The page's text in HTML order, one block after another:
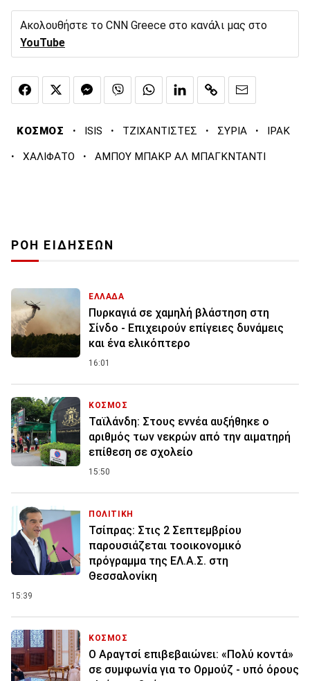
Ακολουθήστε το CNN Greece στο κανάλι μας στο
YouTube
ΚΟΣΜΟΣ · ISIS · ΤΖΙΧΑΝΤΙΣΤΕΣ · ΣΥΡΙΑ · ΙΡΑΚ
· ΧΑΛΙΦΑΤΟ · ΑΜΠΟΥ ΜΠΑΚΡ ΑΛ ΜΠΑΓΚΝΤΑΝΤΙ
ΡΟΗ ΕΙΔΗΣΕΩΝ
ΕΛΛΑΔΑ
Πυρκαγιά σε χαμηλή βλάστηση στη
Σίνδο - Επιχειρούν επίγειες δυνάμεις
και ένα ελικόπτερο
16:01
ΚΟΣΜΟΣ
Ταϊλάνδη: Στους εννέα αυξήθηκε ο
αριθμός των νεκρών από την αιματηρή
επίθεση σε σχολείο
15:50
ΠΟΛΙΤΙΚΗ
Τσίπρας: Στις 2 Σεπτεμβρίου
παρουσιάζεται τοοικονομικό
πρόγραμμα της ΕΛ.Α.Σ. στη
Θεσσαλονίκη
15:39
ΚΟΣΜΟΣ
Ο Αραγτσί επιβεβαιώνει: «Πολύ κοντά»
σε συμφωνία για το Ορμούζ - υπό όρους